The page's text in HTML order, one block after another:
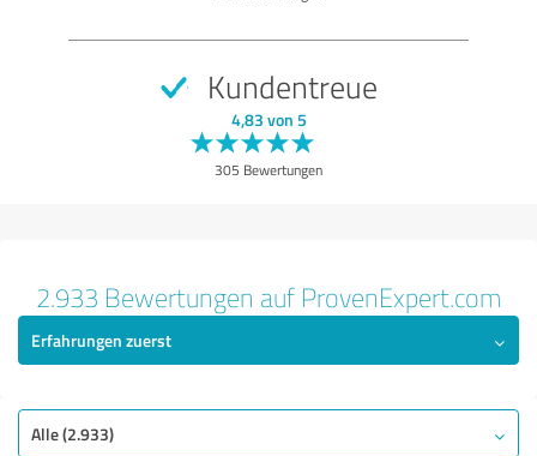
Kundentreue
4,83 von 5
305 Bewertungen
2.933 Bewertungen auf ProvenExpert.com
Erfahrungen zuerst
Alle (2.933)